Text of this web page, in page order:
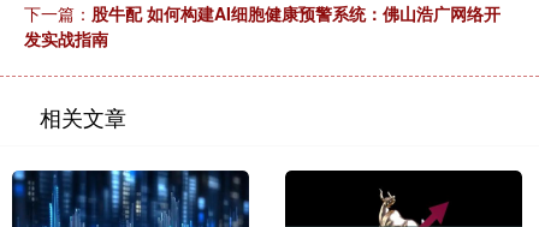
下一篇： 股牛配 如何构建AI细胞健康预警系统：佛山浩广网络开
发实战指南
相关文章